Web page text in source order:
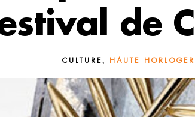
de
CULTURE, HAUTE